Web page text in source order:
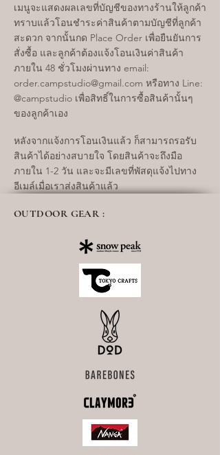
เมนูจะแสดงผลเลขที่บัญชีของทางร้านให้ลูกค้า
ทราบแล้วโอนชำระค่าสินค้าตามบัญชีที่ลูกค้า
สะดวก จากนั้นกด Place Order เพื่อยืนยันการ
สั่งซื้อ และลูกค้าต้องแจ้งโอนเงินค่าสินค้า
ภายใน 48 ชั่วโมงผ่านทาง email:
order.campstudio@gmail.com หรือทาง Line:
@campstudio เพื่อสิทธิ์ในการซื้อสินค้านั้นๆ
ของลูกค้าเอง
หลังจากแจ้งการโอนเงินแล้ว ก็สามารถรอรับ
สินค้าได้อย่างสบายใจ โดยสินค้าจะถึงมือ
ภายใน 1-2 วัน และจะมีเลขที่พัสดุแจ้งไปทาง
อีเมล์เมื่อเราส่งสินค้าแล้ว
OUTDOOR GEAR :